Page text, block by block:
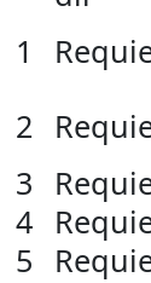
1
2
3
4
5